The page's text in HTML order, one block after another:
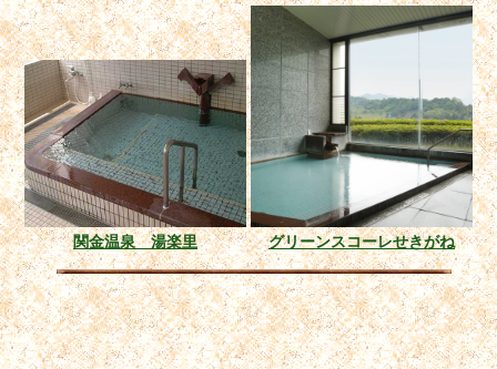
関金温泉 湯楽里 グリーンスコーレせきがね